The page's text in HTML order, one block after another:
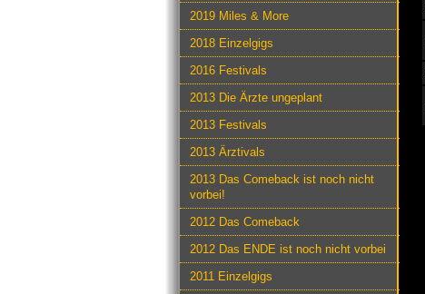
2019 Miles & More
2018 Einzelgigs
2016 Festivals
2013 Die Ärzte ungeplant
2013 Festivals
2013 Ärztivals
2013 Das Comeback ist noch nicht
vorbei!
2012 Das Comeback
2012 Das ENDE ist noch nicht vorbei
2011 Einzelgigs